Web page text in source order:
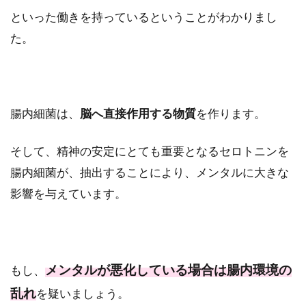
といった働きを持っているということがわかりまし
た。
腸内細菌は、 脳へ直接作用する物質を作ります。
そして、精神の安定にとても重要となるセロトニンを
腸内細菌が、抽出することにより、メンタルに大きな
影響を与えています。
もし、 メンタルが悪化している場合は腸内環境の
乱れを疑いましょう。